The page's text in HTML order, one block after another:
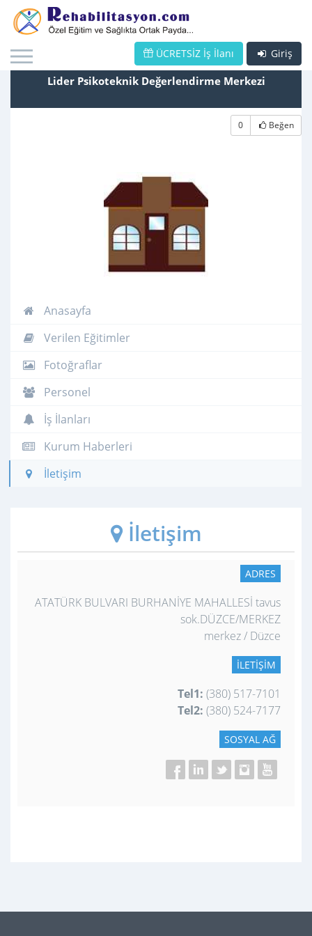
Giriş
ÜCRETSİZ İş İlanı
Lider Psikoteknik Değerlendirme Merkezi
0 Beğen
Anasayfa
Verilen Eğitimler
Fotoğraflar
Personel
İş İlanları
Kurum Haberleri
İletişim
İletişim
ADRES
ATATÜRK BULVARI BURHANİYE MAHALLESİ tavus
sok.DÜZCE/MERKEZ
merkez / Düzce
İLETIŞIM
Tel1: (380) 517-7101
Tel2: (380) 524-7177
SOSYAL AĞ